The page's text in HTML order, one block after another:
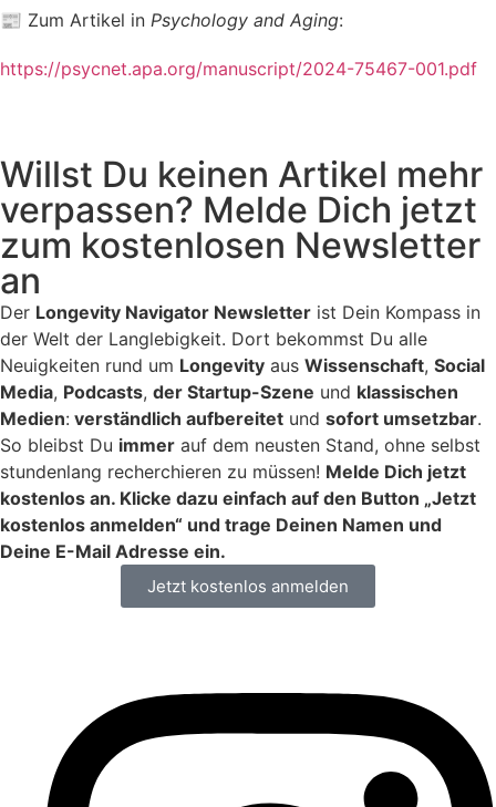
📰 Zum Artikel in Psychology and Aging:
https://psycnet.apa.org/manuscript/2024-75467-001.pdf
Willst Du keinen Artikel mehr
verpassen? Melde Dich jetzt
zum kostenlosen Newsletter
an
Der Longevity Navigator Newsletter ist Dein Kompass in
der Welt der Langlebigkeit. Dort bekommst Du alle
Neuigkeiten rund um Longevity aus Wissenschaft, Social
Media, Podcasts, der Startup-Szene und klassischen
Medien: verständlich aufbereitet und sofort umsetzbar.
So bleibst Du immer auf dem neusten Stand, ohne selbst
stundenlang recherchieren zu müssen! Melde Dich jetzt
kostenlos an. Klicke dazu einfach auf den Button „Jetzt
kostenlos anmelden“ und trage Deinen Namen und
Deine E-Mail Adresse ein.
Jetzt kostenlos anmelden